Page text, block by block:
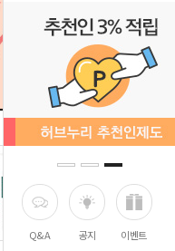
Q&A 공지 이벤트
즐겨찾기